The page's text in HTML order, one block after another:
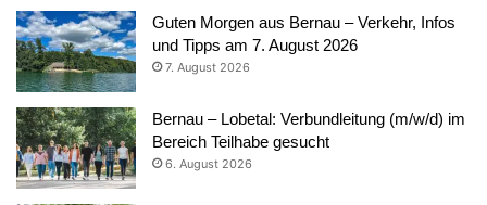
Guten Morgen aus Bernau – Verkehr, Infos
und Tipps am 7. August 2026
7. August 2026
Bernau – Lobetal: Verbundleitung (m/w/d) im
Bereich Teilhabe gesucht
6. August 2026